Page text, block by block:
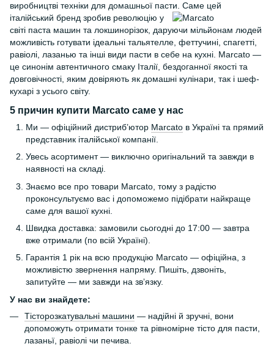
виробництві техніки для домашньої пасти. Саме цей
італійський бренд зробив революцію у
світі паста машин та локшинорізок, даруючи мільйонам людей
можливість готувати ідеальні тальятелле, феттучині, спагетті,
равіолі, лазанью та інші види пасти в себе на кухні. Marcato —
це синонім автентичного смаку Італії, бездоганної якості та
довговічності, яким довіряють як домашні кулінари, так і шеф-
кухарі з усього світу.
5 причин купити Marcato саме у нас
Ми — офіційний дистриб’ютор Marcato в Україні та прямий
представник італійської компанії.
Увесь асортимент — виключно оригінальний та завжди в
наявності на складі.
Знаємо все про товари Marcato, тому з радістю
проконсультуємо вас і допоможемо підібрати найкраще
саме для вашої кухні.
Швидка доставка: замовили сьогодні до 17:00 — завтра
вже отримали (по всій Україні).
Гарантія 1 рік на всю продукцію Marcato — офіційна, з
можливістю звернення напряму. Пишіть, дзвоніть,
запитуйте — ми завжди на звʼязку.
У нас ви знайдете:
Тісторозкатувальні машини — надійні й зручні, вони
допоможуть отримати тонке та рівномірне тісто для пасти,
лазаньї, равіолі чи печива.